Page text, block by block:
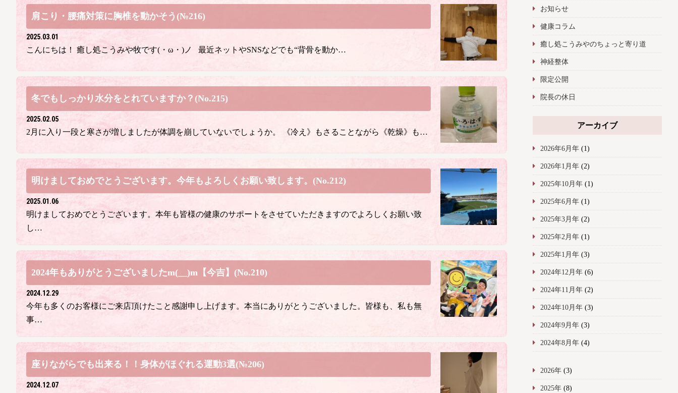
肩こり・腰痛対策に胸椎を動かそう(№216)
2025.03.01
こんにちは！ 癒し処こうみや牧です(・ω・)ノ 最近ネットやSNSなどでも“背骨を動か…
冬でもしっかり水分をとれていますか？(No.215)
2025.02.05
2月に入り一段と寒さが増しましたが体調を崩していないでしょうか。 《冷え》もさることながら《乾燥》も…
明けましておめでとうございます。今年もよろしくお願い致します。(No.212)
2025.01.06
明けましておめでとうございます。本年も皆様の健康のサポートをさせていただきますのでよろしくお願い致
し…
2024年もありがとうございましたm(__)m【今吉】(No.210)
2024.12.29
今年も多くのお客様にご来店頂けたこと感謝申し上げます。本当にありがとうございました。皆様も、私も無
事…
座りながらでも出来る！！身体がほぐれる運動3選(№206)
2024.12.07
お知らせ
健康コラム
癒し処こうみやのちょっと寄り道
神経整体
限定公開
院長の休日
アーカイブ
2026年6月年(1)
2026年1月年(2)
2025年10月年(1)
2025年6月年(1)
2025年3月年(2)
2025年2月年(1)
2025年1月年(3)
2024年12月年(6)
2024年11月年(2)
2024年10月年(3)
2024年9月年(3)
2024年8月年(4)
2026年(3)
2025年(8)